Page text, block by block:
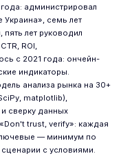
администрировал
Украина», семь лет
лет руководил
ROI,
с 2021 года: ончейн-
индикаторы.
анализа рынка на 30+
matplotlib),
и сверку данных
trust, verify»: каждая
— минимум по
с условиями.